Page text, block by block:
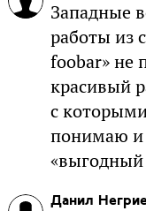
Западные
работы из
foobar» не
красивый
с
понимаю и
Данил